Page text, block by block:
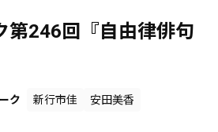
第246回『自由律俳句
ク 新行市佳 安田美香